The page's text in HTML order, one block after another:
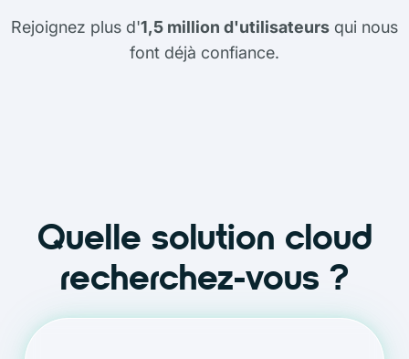
Rejoignez plus d'1,5 million d'utilisateurs qui nous
font déjà confiance.
Quelle solution cloud
recherchez-vous ?